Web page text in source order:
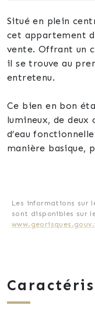
Situé en plein
cet appartement
vente. Offrant un
il se trouve au
entretenu.
Ce bien en bon
lumineux, de deux
d’eau
manière basique,
L’appartement
Un parking
intéressante pour
investissement
Les informations sur
sont disponibles sur